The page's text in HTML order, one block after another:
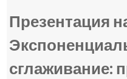
Презентация
сглаживание: